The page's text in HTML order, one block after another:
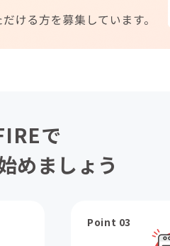
で
めましょう
Point 03